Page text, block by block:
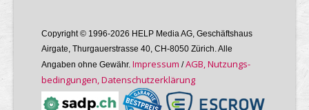
Copyright © 1996-2026 HELP Media AG, Geschäftshaus
Airgate, Thurgauer­strasse 40, CH-8050 Zürich. Alle
Angaben ohne Gewähr. Im­pres­sum /AGB, Nutzungs­
bedin­gungen, Daten­schutz­er­klärung